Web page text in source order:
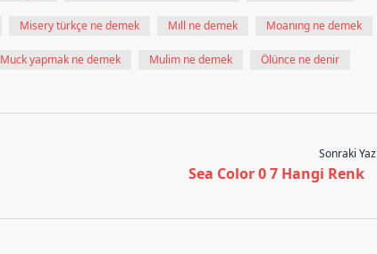
Misery türkçe ne demek Mıll ne demek Moanıng ne demek
Muck yapmak ne demek Mulim ne demek Ölünce ne denir
Sonraki
Sea Color 0 7 Hangi Renk